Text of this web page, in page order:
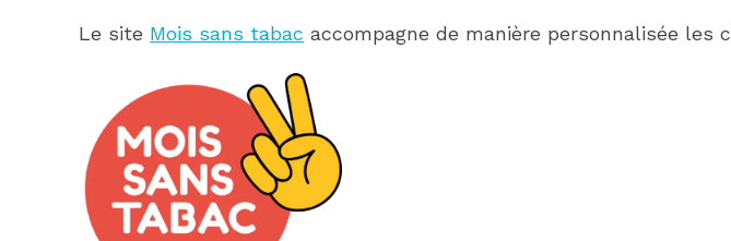
Le site Mois sans tabac accompagne de manière personnalisée les